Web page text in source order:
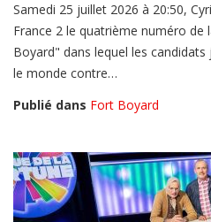
Samedi 25 juillet 2026 à 20:50,
France 2 le quatrième numéro de
Boyard" dans lequel les
le monde contre…
Publié dans Fort Boyard